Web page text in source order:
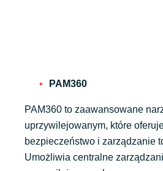
PAM360
PAM360 to zaawansowane
uprzywilejowanym, które
bezpieczeństwo i zarządzanie
Umożliwia centralne